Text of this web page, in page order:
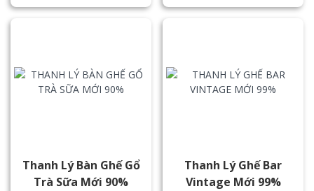
Thanh Lý Bàn Ghế Gổ
Trà Sữa Mới 90%
Thanh Lý Ghế Bar
Vintage Mới 99%